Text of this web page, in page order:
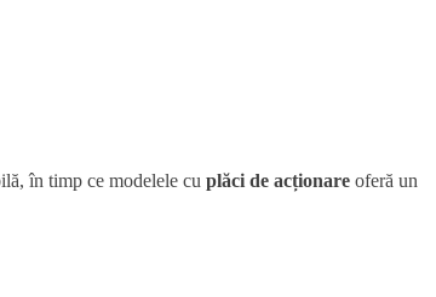
în timp ce modelele cu plăci de acționare oferă un